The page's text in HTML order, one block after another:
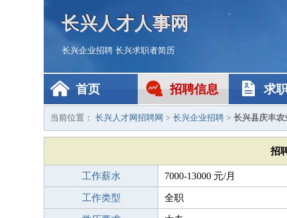
长兴人才人事网
长兴企业招聘 长兴求职者简历
首页 招聘信息 求
当前位置： 长兴人才网招聘网 > 长兴企业招聘 > 长兴县庆丰农
招
工作薪水 7000-13000 元/月
工作类型 全职